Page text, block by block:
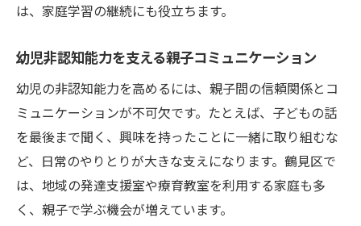
は、家庭学習の継続にも役立ちます。
幼児非認知能力を支える親子コミュニケーション
幼児の非認知能力を高めるには、親子間の信頼関係とコ
ミュニケーションが不可欠です。たとえば、子どもの話
を最後まで聞く、興味を持ったことに一緒に取り組むな
ど、日常のやりとりが大きな支えになります。鶴見区で
は、地域の発達支援室や療育教室を利用する家庭も多
く、親子で学ぶ機会が増えています。